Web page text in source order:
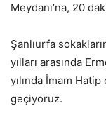
Meydanı’na, 20
Şanlıurfa
yılları arasında
yılında İmam
geçiyoruz.